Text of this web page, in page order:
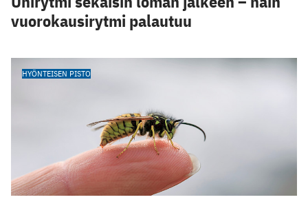
vuorokausirytmi palautuu
HYÖNTEISEN PISTO